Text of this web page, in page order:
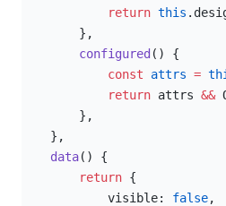
            return
this
        },
        configured
() {
            const
attrs =
            return
attrs &&
        },
    },
    data
() {
        return
{
            visible:
false,